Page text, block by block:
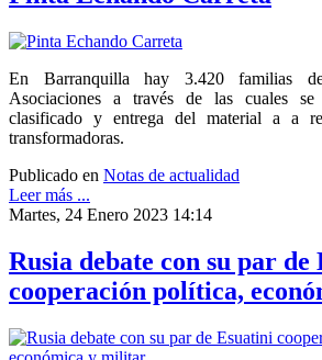
En Barranquilla hay 3.420 familias
Asociaciones a través de las cuales
clasificado y entrega del material a a
transformadoras.
Publicado en Notas de actualidad
Leer más ...
Martes, 24 Enero 2023 14:14
Rusia debate con su par de
cooperación política,